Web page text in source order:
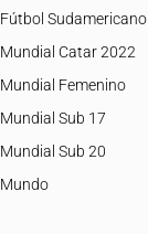
Fútbol Sudamericano
Mundial Catar 2022
Mundial Femenino
Mundial Sub 17
Mundial Sub 20
Mundo